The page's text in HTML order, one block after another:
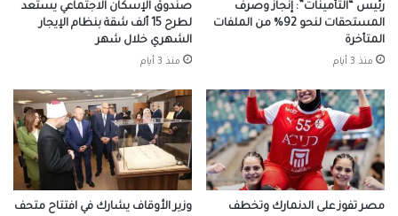
رئيس “التأمينات”: إنجاز وصرف
المستحقات لنحو 92% من الملفات
المتأخرة
منذ 3 أيام
صندوق الإسكان الاجتماعي يستعد
لطرح 15 ألف شقة بنظام الإيجار
الشهري خلال شهر
منذ 3 أيام
مصر تفوز على الدنمارك وتخطف وزير الأوقاف يشارك في افتتاح متحف